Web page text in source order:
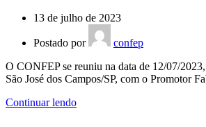
13 de julho de 2023
Postado por
confep
O CONFEP se reuniu na data de 12/07/
São José dos Campos/SP, com o Promotor
Continuar lendo